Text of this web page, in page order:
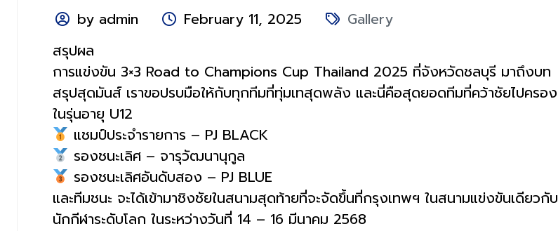
by admin February 11, 2025
Gallery
สรุปผล
การแข่งขัน 3×3 Road to Champions Cup Thailand 2025 ที่จังหวัดชลบุรี มาถึงบท
สรุปสุดมันส์ เราขอปรบมือให้กับทุกทีมที่ทุ่มเทสุดพลัง และนี่คือสุดยอดทีมที่คว้าชัยไปครอง
ในรุ่นอายุ U12
แชมป์ประจำรายการ – PJ BLACK
รองชนะเลิศ – จารุวัฒนานุกูล
รองชนะเลิศอันดับสอง – PJ BLUE
และทีมชนะ จะได้เข้ามาชิงชัยในสนามสุดท้ายที่จะจัดขึ้นที่กรุงเทพฯ ในสนามแข่งขันเดียวกับ
นักกีฬาระดับโลก ในระหว่างวันที่ 14 – 16 มีนาคม 2568